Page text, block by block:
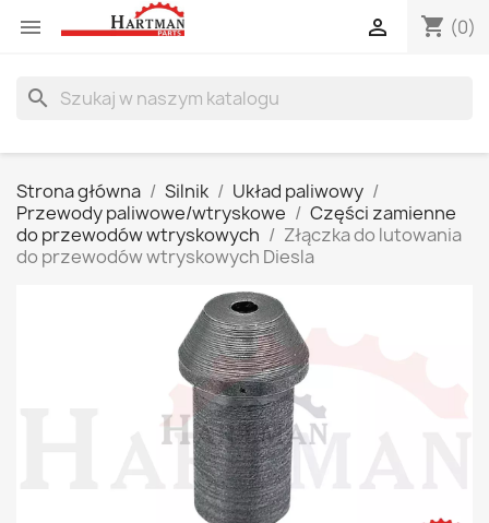
 shopping_cart (0)

search
Strona główna Silnik
Układ paliwowy
Przewody paliwowe/wtryskowe
Części zamienne
do przewodów wtryskowych
Złączka do lutowania
do przewodów wtryskowych Diesla